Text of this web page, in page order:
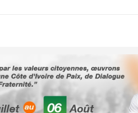
POLITIQUE
Côte d'Ivoire : Fête
Alassane Ouattara
la grâce à 4 661...